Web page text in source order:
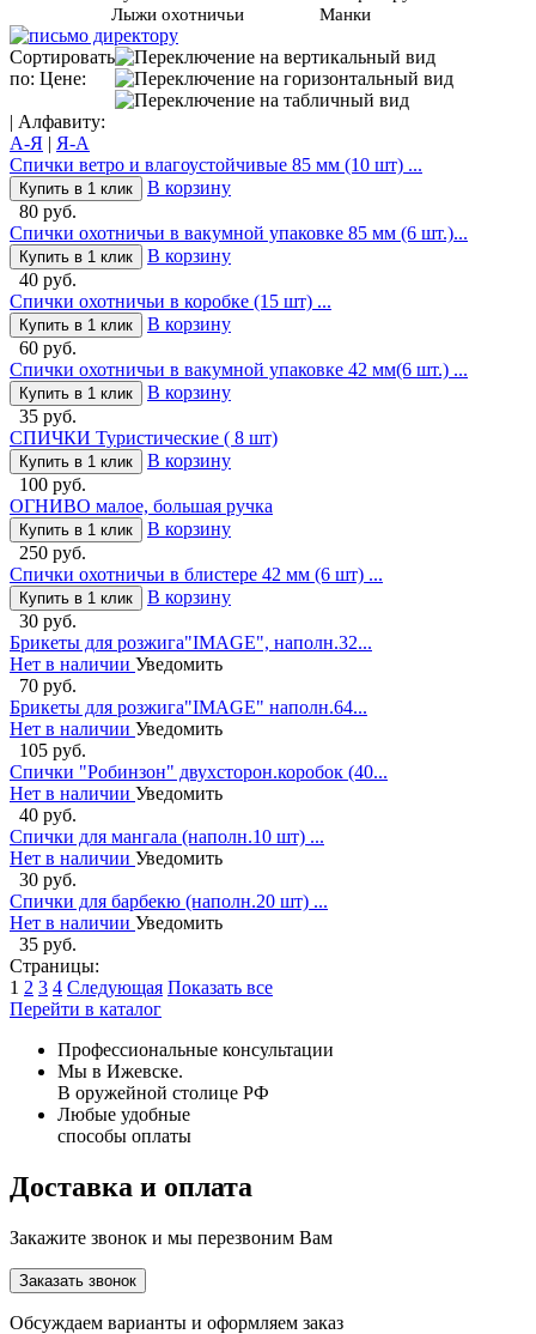
Лыжи охотничьи
Манки
Сортировать
по: Цене:
| Алфавиту:
А-Я | Я-А
Спички ветро и влагоустойчивые 85 мм (10 шт) ...
Купить в 1 клик
В корзину
80 руб.
Спички охотничьи в вакумной упаковке 85 мм (6 шт.)...
Купить в 1 клик
В корзину
40 руб.
Спички охотничьи в коробке (15 шт) ...
Купить в 1 клик
В корзину
60 руб.
Спички охотничьи в вакумной упаковке 42 мм(6 шт.) ...
Купить в 1 клик
В корзину
35 руб.
СПИЧКИ Туристические ( 8 шт)
Купить в 1 клик
В корзину
100 руб.
ОГНИВО малое, большая ручка
Купить в 1 клик
В корзину
250 руб.
Спички охотничьи в блистере 42 мм (6 шт) ...
Купить в 1 клик
В корзину
30 руб.
Брикеты для розжига"IMAGE", наполн.32...
Нет в наличии Уведомить
70 руб.
Брикеты для розжига"IMAGE" наполн.64...
Нет в наличии Уведомить
105 руб.
Спички "Робинзон" двухсторон.коробок (40...
Нет в наличии Уведомить
40 руб.
Спички для мангала (наполн.10 шт) ...
Нет в наличии Уведомить
30 руб.
Спички для барбекю (наполн.20 шт) ...
Нет в наличии Уведомить
35 руб.
Страницы:
1 2 3 4 Следующая Показать все
Перейти в каталог
Профессиональные консультации
Мы в Ижевске.
В оружейной столице РФ
Любые удобные
способы оплаты
Доставка и оплата
Закажите звонок и мы перезвоним Вам
Заказать звонок
Обсуждаем варианты и оформляем заказ